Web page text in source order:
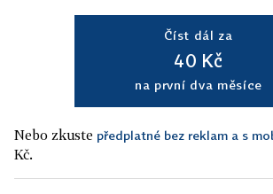
Číst dál za
40 Kč
na první dva měsíce
Nebo zkuste předplatné bez reklam a s
Kč.